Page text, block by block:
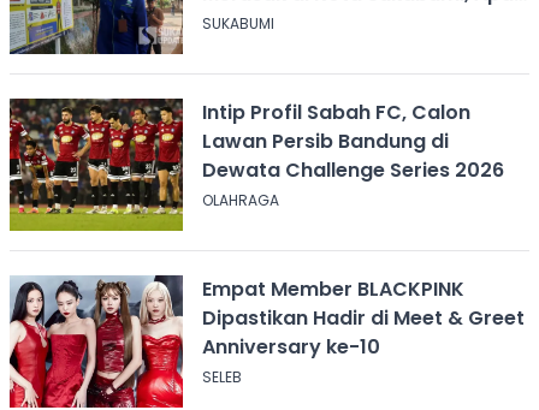
yang Harus Dilakukan?
SUKABUMI
Intip Profil Sabah FC, Calon
Lawan Persib Bandung di
Dewata Challenge Series 2026
OLAHRAGA
Empat Member BLACKPINK
Dipastikan Hadir di Meet & Greet
Anniversary ke-10
SELEB